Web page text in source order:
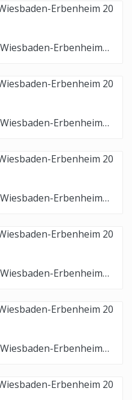
LaSa Waeschbachstelzen Wiesbaden-Erbenheim 20 04 2024 0062
LaSa Waeschbachstelzen Wiesbaden-Erbenheim 20 04 2024 0063
LaSa Waeschbachstelzen Wiesbaden-Erbenheim 20 04 2024 0064
LaSa Waeschbachstelzen Wiesbaden-Erbenheim 20 04 2024 0065
LaSa Waeschbachstelzen Wiesbaden-Erbenheim 20 04 2024 0066